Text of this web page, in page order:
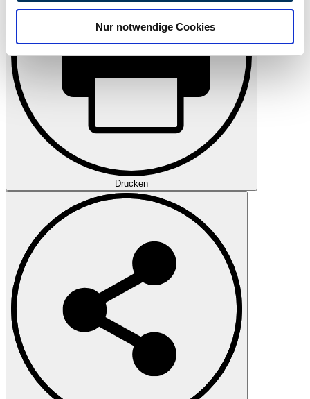
analysieren. Außerdem geben wir Informationen zu Ihrer
Verwendung unserer Website an unsere Partner für
soziale Medien, Werbung und Analysen weiter. Unsere
Partner führen diese Informationen möglicherweise mit
weiteren Daten zusammen, die Sie ihnen bereitgestellt
haben oder die sie im Rahmen Ihrer Nutzung der Dienste
gesammelt haben.
Nur notwendige Cookies
Drucken